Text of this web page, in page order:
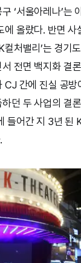
‘서울아레나’는
에 올랐다. 반면 사
컬처밸리’는 경기
전면 백지화 결
CJ 간에 진실 공방
던 두 사업의 결
들어간 지 3년 된